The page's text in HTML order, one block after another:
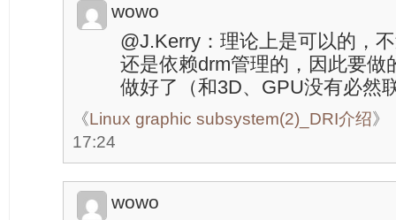
wowo
@J.Kerry：理论上是可以的，
还是依赖drm管理的，因此要做
做好了（和3D、GPU没有必然
《Linux graphic subsystem(2)_DRI介绍》
17:24
wowo